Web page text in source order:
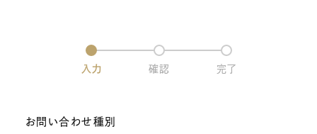
入力 確認 完了
お問い合わせ種別